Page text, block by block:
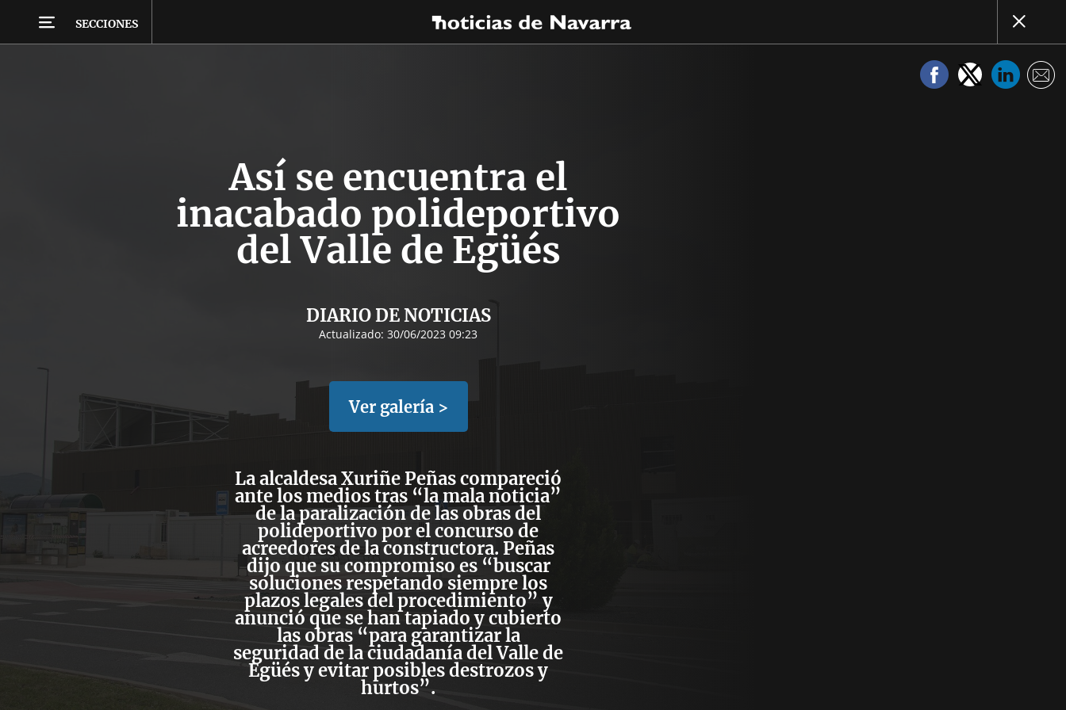
SECCIONES
Así se encuentra el
inacabado polideportivo
del Valle de Egüés
DIARIO DE NOTICIAS
Actualizado: 30/06/2023 09:23
Ver galería >
La alcaldesa Xuriñe Peñas compareció
ante los medios tras “la mala noticia”
de la paralización de las obras del
polideportivo por el concurso de
acreedores de la constructora. Peñas
dijo que su compromiso es “buscar
soluciones respetando siempre los
plazos legales del procedimiento” y
anunció que se han tapiado y cubierto
las obras “para garantizar la
seguridad de la ciudadanía del Valle de
Egüés y evitar posibles destrozos y
hurtos”.